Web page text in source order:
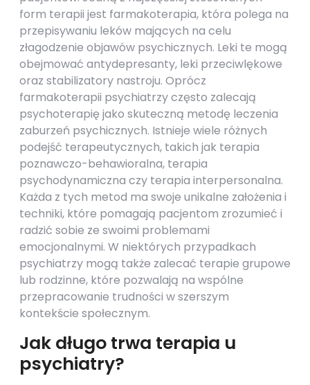
form terapii jest farmakoterapia, która polega na
przepisywaniu leków mających na celu
złagodzenie objawów psychicznych. Leki te mogą
obejmować antydepresanty, leki przeciwlękowe
oraz stabilizatory nastroju. Oprócz
farmakoterapii psychiatrzy często zalecają
psychoterapię jako skuteczną metodę leczenia
zaburzeń psychicznych. Istnieje wiele różnych
podejść terapeutycznych, takich jak terapia
poznawczo-behawioralna, terapia
psychodynamiczna czy terapia interpersonalna.
Każda z tych metod ma swoje unikalne założenia i
techniki, które pomagają pacjentom zrozumieć i
radzić sobie ze swoimi problemami
emocjonalnymi. W niektórych przypadkach
psychiatrzy mogą także zalecać terapie grupowe
lub rodzinne, które pozwalają na wspólne
przepracowanie trudności w szerszym
kontekście społecznym.
Jak długo trwa terapia u
psychiatry?